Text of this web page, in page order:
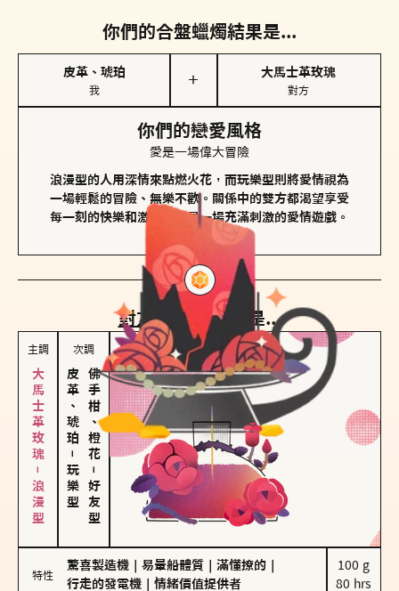
你們的合盤蠟燭結果是...
皮革、琥珀
我
＋
大馬士革玫瑰
對方
你們的戀愛風格
愛是一場偉大冒險
浪漫型的人用深情來點燃火花，而玩樂型則將愛情視為
一場輕鬆的冒險、無樂不歡。關係中的雙方都渴望享受
每一刻的快樂和激動，像是一場充滿刺激的愛情遊戲。
對方的主調蠟燭是...
主調
大馬士革玫瑰－浪漫型
次調
皮革、琥珀
－
玩樂型
佛手柑、橙花
－
好友型
特性
驚喜製造機 易暈船體質 滿懂撩的
行走的發電機
情緒價值提供者
100 g
80 hrs